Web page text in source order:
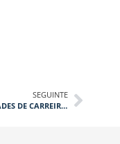
SEGUINTE
OPORTUNIDADES DE CARREIRA NA TPF CONSULTORES